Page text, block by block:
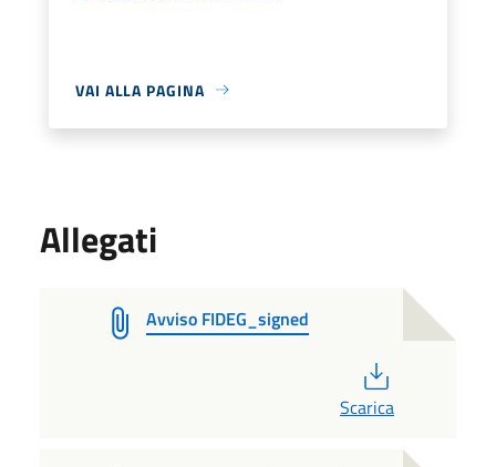
VAI ALLA PAGINA
Allegati
Avviso FIDEG_signed
Scarica